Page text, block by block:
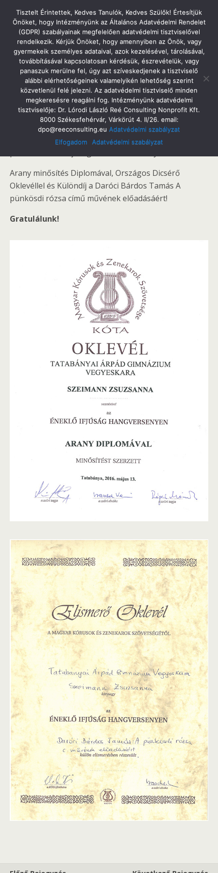
Tatabányai Árpád Gimnázium
2016. Május 18. Szerda
Kórusunk Kiemelkedő Minősítést Szerzett
Megosztás Tweet Pin Email SMS
Kórusunk ismét kiemelkedő minősítést szerzett a múlt
Arany minősítés Diplomával, Országos Dicsérő
Oklevéllel és Különdíj a Daróci Bárdos Tamás A
pünkösdi rózsa című művének előadásáért!
Gratulálunk!
Tisztelt Érintettek, Kedves Tanulók, Kedves Szülők! Értesítjük
Önöket, hogy Intézményünk az Általános Adatvédelmi Rendelet
(GDPR) szabályainak megfelelően adatvédelmi tisztviselővel
rendelkezik. Kérjük Önöket, hogy amennyiben az Önök, vagy
gyermekeik személyes adataival, azok kezelésével, tárolásával,
továbbításával kapcsolatosan kérdésük, észrevételük, vagy
panaszuk merülne fel, úgy azt szíveskedjenek a tisztviselő
alábbi elérhetőségeinek valamelyikén lehetőség szerint
közvetlenül felé jelezni. Az adatvédelmi tisztviselő minden
megkeresésre reagálni fog. Intézményünk adatvédelmi
tisztviselője: Dr. Lórodi László Reé Consulting Nonprofit Kft.
8000 Székesfehérvár, Várkörút 4. II/26. email:
dpo@reeconsulting.eu Adatvédelmi szabályzat
Elfogadom
Adatvédelmi szabályzat